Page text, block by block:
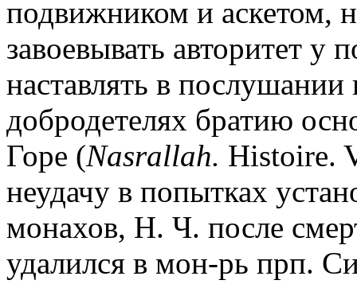
подвижником и аскетом,
завоевывать авторитет
наставлять в
добродетелях братию
Горе (Nasrallah. Histoire.
неудачу в попытках
монахов, Н. Ч. после
удалился в мон-рь прп.